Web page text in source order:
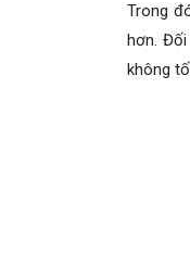
Trong
hơn.
không